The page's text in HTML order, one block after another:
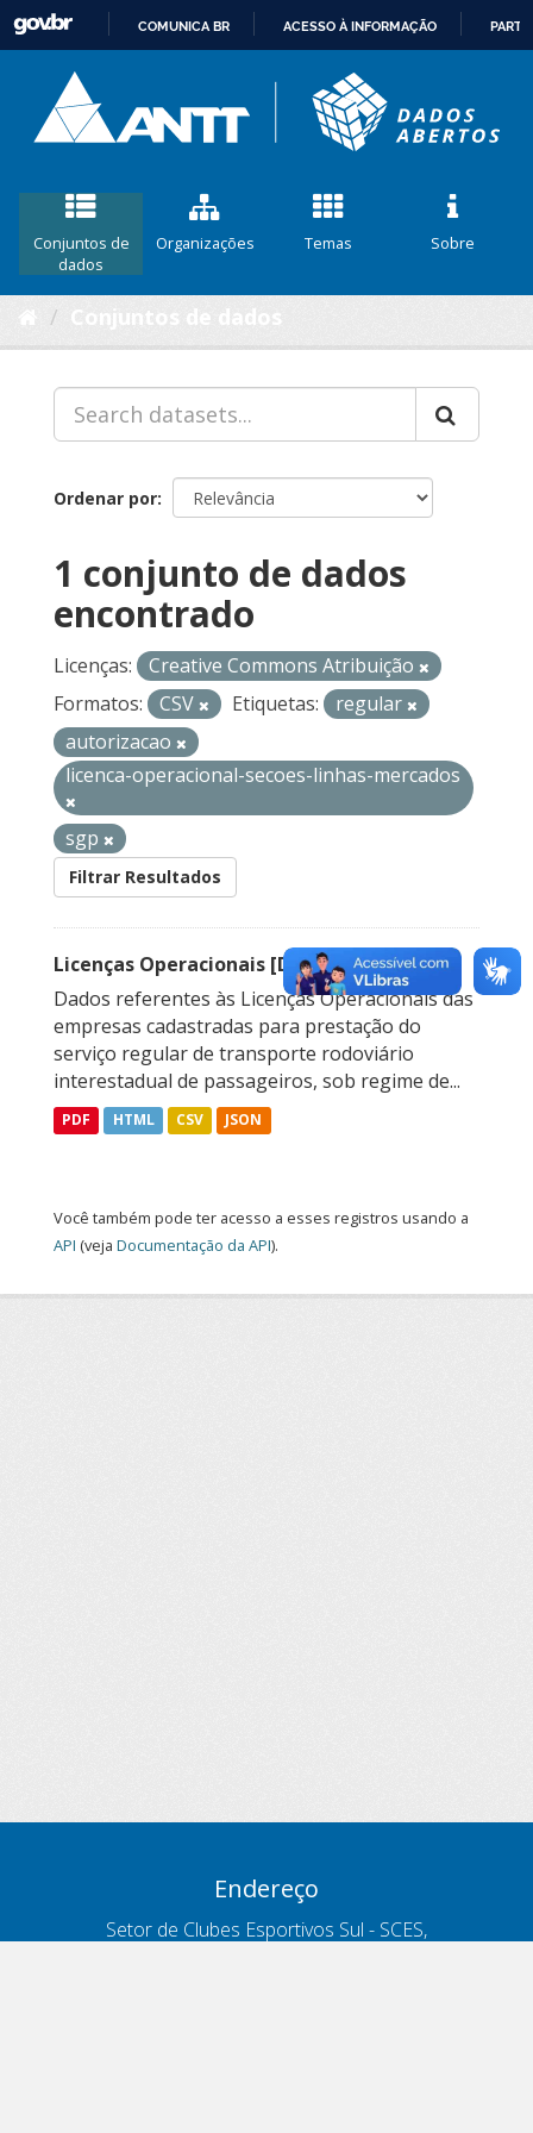
CONTEÚDO
COMUNICA BR ACESSO À INFORMAÇÃO
Conjuntos de
dados
Organizações Temas Sobre
Ordenar por
1 conjunto de dados
encontrado
Licenças:
Creative Commons Atribuição
Formatos:
CSV Etiquetas:
regular
autorizacao
licenca-operacional-secoes-linhas-mercados
sgp
Filtrar Resultados
Licenças Operacionais [Descontinuado]
Dados referentes às Licenças Operacionais das
empresas cadastradas para prestação do
serviço regular de transporte rodoviário
interestadual de passageiros, sob regime de...
PDF HTML CSV JSON
Você também pode ter acesso a esses registros usando a
API (veja Documentação da API).
Endereço
Setor de Clubes Esportivos Sul - SCES,